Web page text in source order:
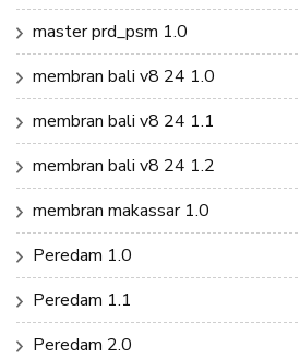
master prd_psm 1.0
membran bali v8 24 1.0
membran bali v8 24 1.1
membran bali v8 24 1.2
membran makassar 1.0
Peredam 1.0
Peredam 1.1
Peredam 2.0